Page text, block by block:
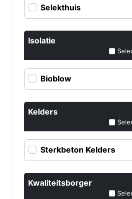
Selekthuis
Isolatie
Bioblow
Kelders
Sterkbeton Kelders
Kwaliteitsborger